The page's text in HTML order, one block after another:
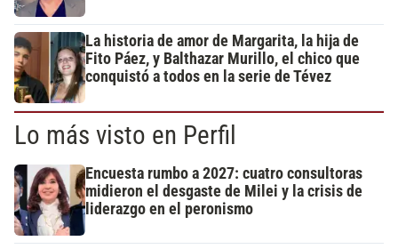
La historia de amor de Margarita, la hija de
Fito Páez, y Balthazar Murillo, el chico que
conquistó a todos en la serie de Tévez
Lo más visto en Perfil
Encuesta rumbo a 2027: cuatro consultoras
midieron el desgaste de Milei y la crisis de
liderazgo en el peronismo